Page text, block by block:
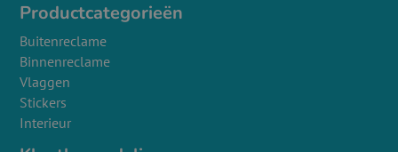
Productcategorieën
Buitenreclame
Binnenreclame
Vlaggen
Stickers
Interieur